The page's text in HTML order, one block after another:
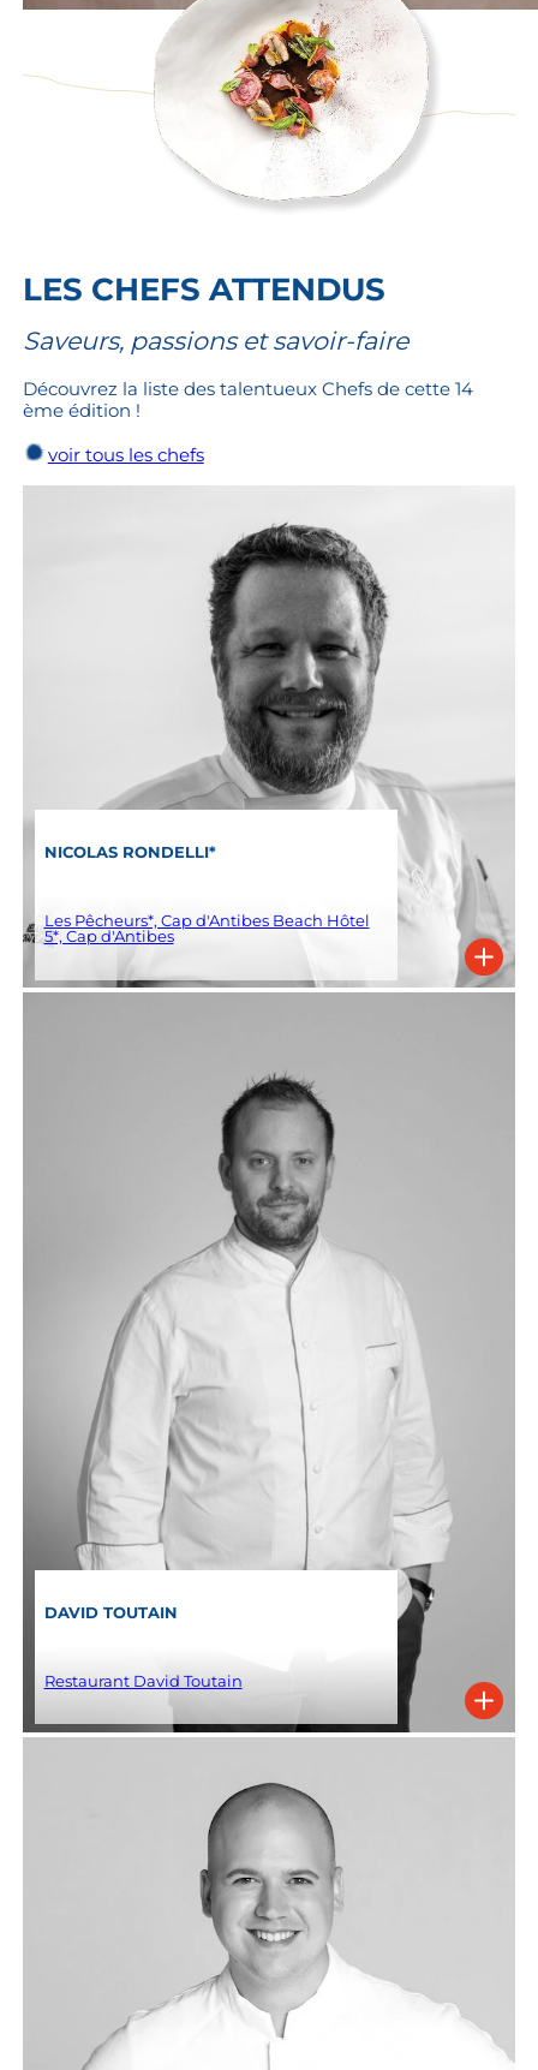
LES CHEFS ATTENDUS
Saveurs, passions et savoir-faire
Découvrez la liste des talentueux Chefs de cette 14
ème édition !
voir tous les chefs
NICOLAS RONDELLI*
Les Pêcheurs*, Cap d'Antibes Beach Hôtel
5*, Cap d'Antibes
DAVID TOUTAIN
Restaurant David Toutain